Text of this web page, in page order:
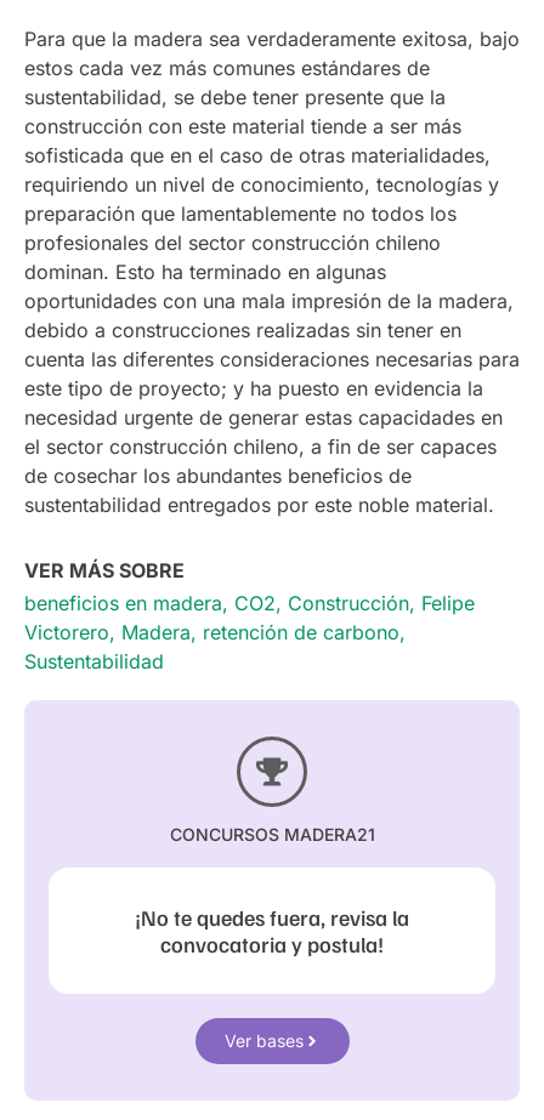
Para que la madera sea verdaderamente exitosa, bajo
estos cada vez más comunes estándares de
sustentabilidad, se debe tener presente que la
construcción con este material tiende a ser más
sofisticada que en el caso de otras materialidades,
requiriendo un nivel de conocimiento, tecnologías y
preparación que lamentablemente no todos los
profesionales del sector construcción chileno
dominan. Esto ha terminado en algunas
oportunidades con una mala impresión de la madera,
debido a construcciones realizadas sin tener en
cuenta las diferentes consideraciones necesarias para
este tipo de proyecto; y ha puesto en evidencia la
necesidad urgente de generar estas capacidades en
el sector construcción chileno, a fin de ser capaces
de cosechar los abundantes beneficios de
sustentabilidad entregados por este noble material.
VER MÁS SOBRE
beneficios en madera, CO2, Construcción, Felipe
Victorero, Madera, retención de carbono,
Sustentabilidad
CONCURSOS MADERA21
¡No te quedes fuera, revisa la
convocatoria y postula!
Ver bases